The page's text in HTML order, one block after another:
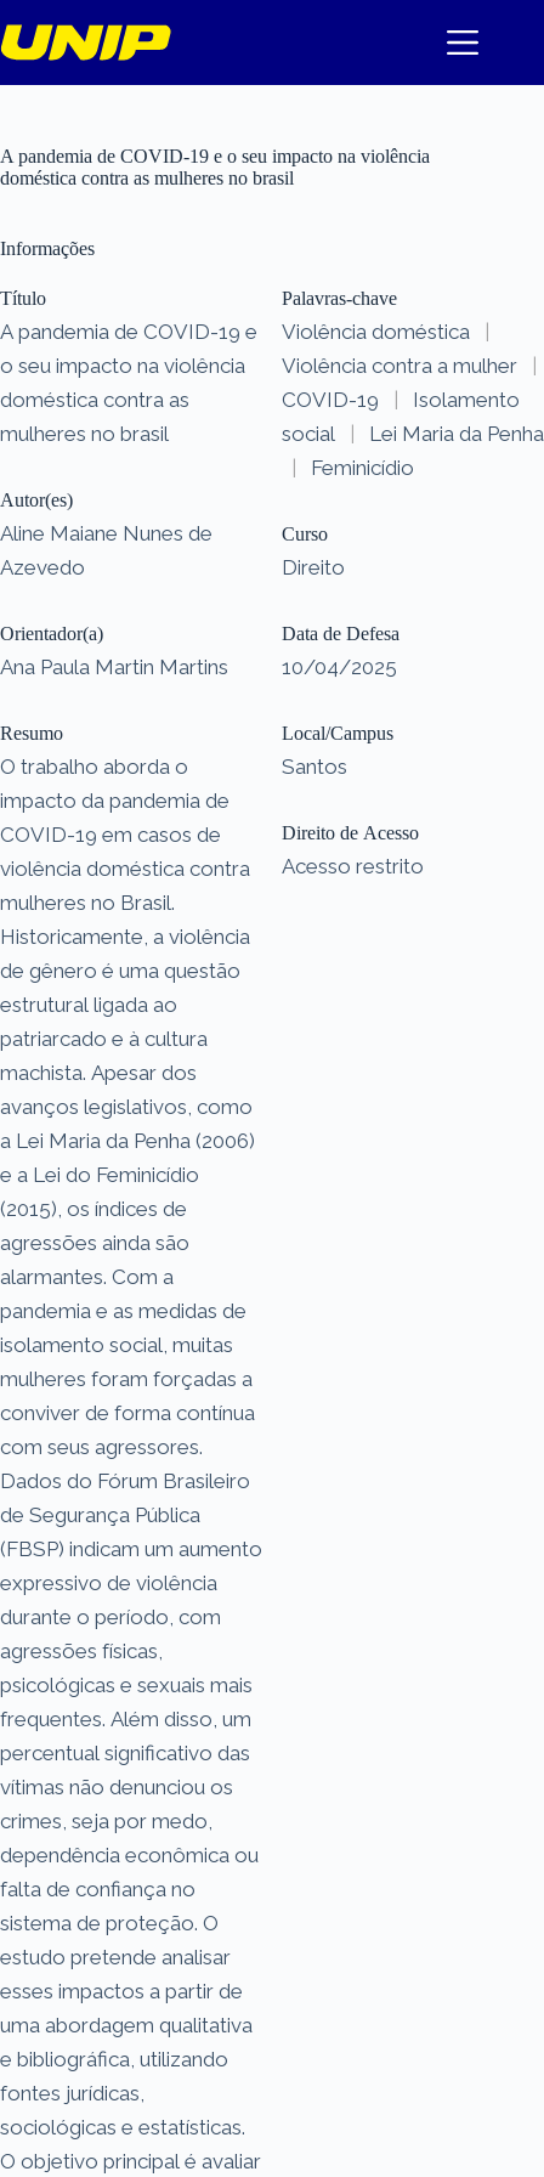
para
o
A pandemia de COVID-19 e o seu impacto na violência
doméstica contra as mulheres no brasil
Informações
Título
A pandemia de COVID-19 e
o seu impacto na violência
doméstica contra as
mulheres no brasil
Autor(es)
Aline Maiane Nunes de
Azevedo
Orientador(a)
Ana Paula Martin Martins
Resumo
O trabalho aborda o
impacto da pandemia de
COVID-19 em casos de
violência doméstica contra
mulheres no Brasil.
Historicamente, a violência
de gênero é uma questão
estrutural ligada ao
patriarcado e à cultura
machista. Apesar dos
avanços legislativos, como
a Lei Maria da Penha (2006)
e a Lei do Feminicídio
(2015), os índices de
agressões ainda são
alarmantes. Com a
pandemia e as medidas de
isolamento social, muitas
mulheres foram forçadas a
conviver de forma contínua
com seus agressores.
Dados do Fórum Brasileiro
de Segurança Pública
(FBSP) indicam um aumento
expressivo de violência
durante o período, com
agressões físicas,
psicológicas e sexuais mais
frequentes. Além disso, um
percentual significativo das
vítimas não denunciou os
crimes, seja por medo,
dependência econômica ou
falta de confiança no
sistema de proteção. O
estudo pretende analisar
esses impactos a partir de
uma abordagem qualitativa
e bibliográfica, utilizando
fontes jurídicas,
sociológicas e estatísticas.
O objetivo principal é avaliar
Palavras-chave
Violência doméstica
|
Violência contra a mulher
|
COVID-19
|
Isolamento
social
|
Lei Maria da Penha
|
Feminicídio
Curso
Direito
Data de Defesa
10/04/2025
Local/Campus
Santos
Direito de Acesso
Acesso restrito